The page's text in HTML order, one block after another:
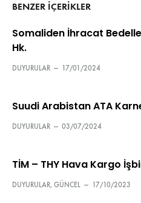
BENZER IÇERIKLER
Somaliden İhracat
Hk.
DUYURULAR — 17/01/2024
Suudi Arabistan ATA
DUYURULAR — 03/07/2024
TİM – THY Hava Kargo
DUYURULAR, GÜNCEL — 17/10/2023